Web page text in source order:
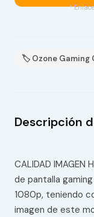
*
🏷 Ozone Gaming
Descripción
CALIDAD
de pantalla
1080p, teniendo
imagen de este